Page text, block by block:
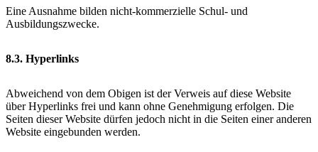
Eine Ausnahme bilden nicht-kommerzielle Schul- und
Ausbildungszwecke.
8.3. Hyperlinks
Abweichend von dem Obigen ist der Verweis auf diese Website
über Hyperlinks frei und kann ohne Genehmigung erfolgen. Die
Seiten dieser Website dürfen jedoch nicht in die Seiten einer anderen
Website eingebunden werden.